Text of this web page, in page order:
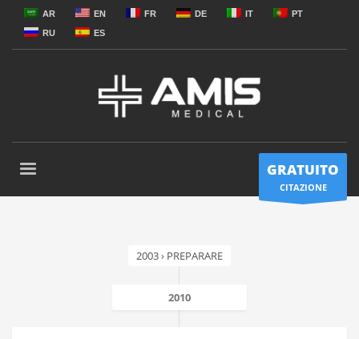
AR EN FR DE IT
PT
RU
ES
GRATUITO
CITAZIONE
2003 › PREPARARE
2010